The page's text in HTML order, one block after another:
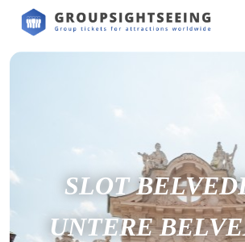
SLOT
UNTERE